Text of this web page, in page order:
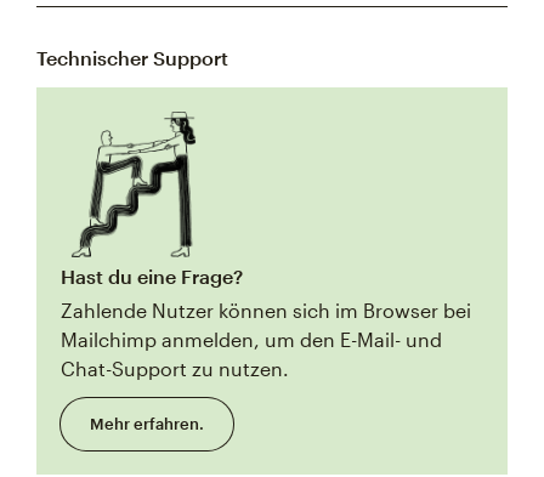
Technischer Support
Hast du eine Frage?
Zahlende Nutzer können sich im Browser bei
Mailchimp anmelden, um den E-Mail- und
Chat-Support zu nutzen.
Mehr erfahren.